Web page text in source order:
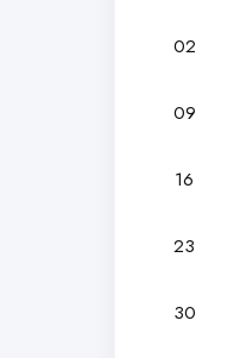
02
09
16
23
30